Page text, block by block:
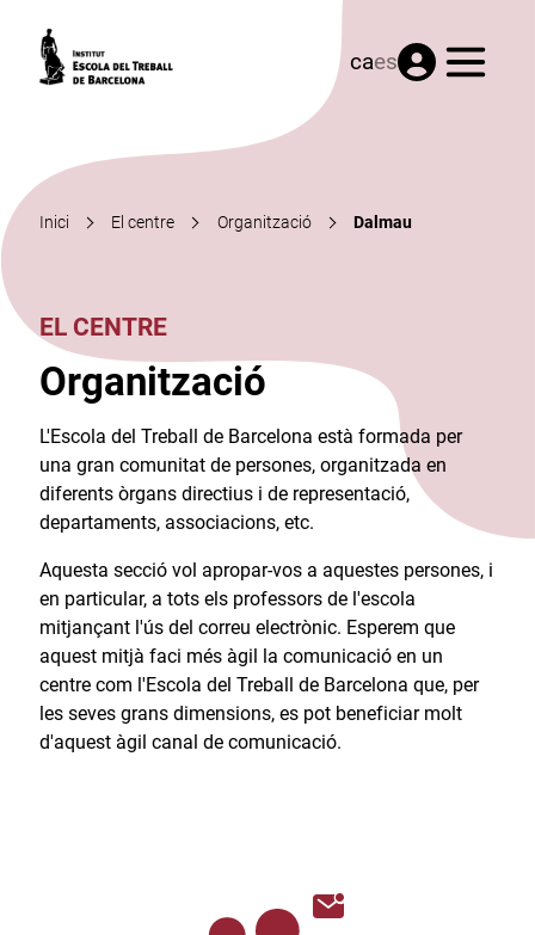
caes Menú
Inici El centre Organització Dalmau
EL CENTRE
Organització
L'Escola del Treball de Barcelona està formada per
una gran comunitat de persones, organitzada en
diferents òrgans directius i de representació,
departaments, associacions, etc.​
Aquesta secció vol apropar-vos a aquestes persones, i
en particular, a tots els professors de l'escola
mitjançant l'ús del correu electrònic. Esperem que
aquest mitjà faci més àgil la comunicació en un
centre com l'Escola del Treball de Barcelona que, per
les seves grans dimensions, es pot beneficiar molt
d'aquest àgil canal de comunicació.​